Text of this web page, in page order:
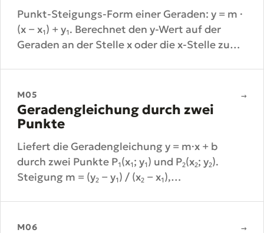
Punkt-Steigungs-Form einer Geraden: y = m ·
(x − x₁) + y₁. Berechnet den y-Wert auf der
Geraden an der Stelle x oder die x-Stelle zu
M05 →
Geradengleichung durch zwei
Punkte
Liefert die Geradengleichung y = m·x + b
durch zwei Punkte P₁(x₁; y₁) und P₂(x₂; y₂).
Steigung m = (y₂ − y₁) / (x₂ − x₁),
M06 →